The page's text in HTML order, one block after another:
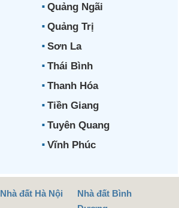
Quảng Ngãi
Quảng Trị
Sơn La
Thái Bình
Thanh Hóa
Tiền Giang
Tuyên Quang
Vĩnh Phúc
Nhà đất Hà Nội
Nhà đất Bình